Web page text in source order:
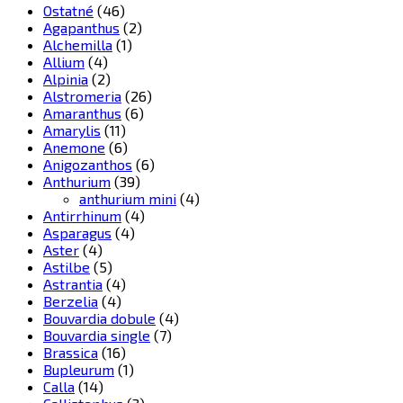
Ostatné (46)
Agapanthus (2)
Alchemilla (1)
Allium (4)
Alpinia (2)
Alstromeria (26)
Amaranthus (6)
Amarylis (11)
Anemone (6)
Anigozanthos (6)
Anthurium (39)
anthurium mini (4)
Antirrhinum (4)
Asparagus (4)
Aster (4)
Astilbe (5)
Astrantia (4)
Berzelia (4)
Bouvardia dobule (4)
Bouvardia single (7)
Brassica (16)
Bupleurum (1)
Calla (14)